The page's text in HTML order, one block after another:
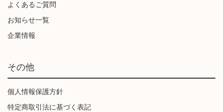
よくあるご質問
お知らせ一覧
企業情報
その他
個人情報保護方針
特定商取引法に基づく表記